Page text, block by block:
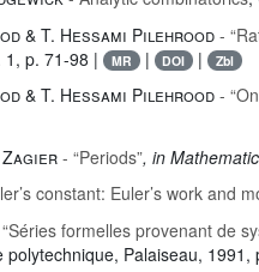
& T. Hessami Pilehrood -
1, p. 71-98 | MR | DOI | Zbl
& T. Hessami Pilehrood -
Zagier - “Periods”, in
constant: Euler’s work and
formelles provenant de
polytechnique, Palaiseau, 1991,